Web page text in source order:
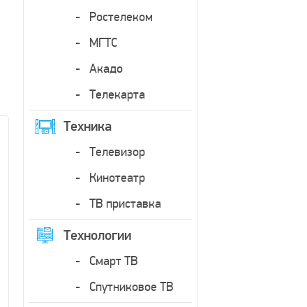
Ростелеком
МГТС
Акадо
Телекарта
Техника
Телевизор
Кинотеатр
ТВ приставка
Технологии
Смарт ТВ
Спутниковое ТВ